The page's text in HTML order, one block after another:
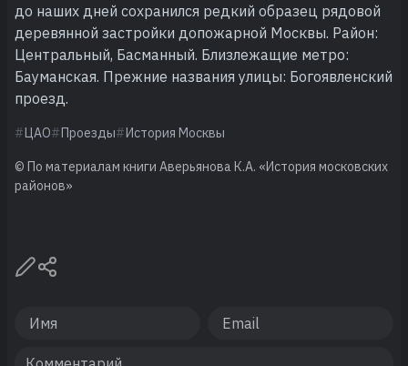
до наших дней сохранился редкий образец рядовой
деревянной застройки допожарной Москвы. Район:
Центральный, Басманный. Близлежащие метро:
Бауманская. Прежние названия улицы: Богоявленский
проезд.
ЦАО Проезды История Москвы
© По материалам книги Аверьянова К.А. «История московских
районов»